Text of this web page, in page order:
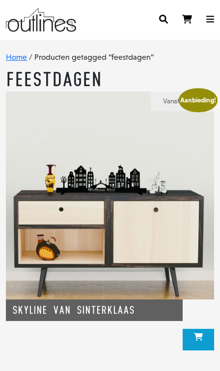
Home / Producten getagged “feestdagen”
feestdagen
Aanbieding!
Skyline van Sinterklaas
Vanaf:€45,00